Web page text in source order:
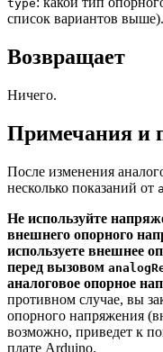
type
список вариантов выше).
Возвращает
Ничего.
Примечания и
После изменения
несколько показаний от
Не используйте
внешнего опорного
используете внешнее
перед вызовом
аналоговое опорное
противном случае, вы
опорного напряжения
возможно, приведет к
плате Arduino.